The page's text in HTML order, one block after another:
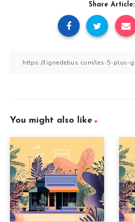
Share Article:
You might also like